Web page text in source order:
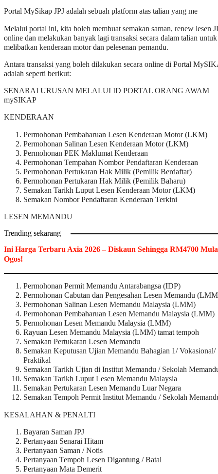
Portal MySikap JPJ adalah sebuah platform atas talian yang me
Melalui portal ini, kita boleh membuat semakan saman, renew lesen
online dan melakukan banyak lagi transaksi secara dalam talian
melibatkan kenderaan motor dan pelesenan pemandu.
Antara transaksi yang boleh dilakukan secara online di Portal
adalah seperti berikut:
SENARAI URUSAN MELALUI ID PORTAL ORANG AWAM
mySIKAP
KENDERAAN
Permohonan Pembaharuan Lesen Kenderaan Motor (LKM)
Permohonan Salinan Lesen Kenderaan Motor (LKM)
Permohonan PEK Maklumat Kenderaan
Permohonan Tempahan Nombor Pendaftaran Kenderaan
Permohonan Pertukaran Hak Milik (Pemilik Berdaftar)
Permohonan Pertukaran Hak Milik (Pemilik Baharu)
Semakan Tarikh Luput Lesen Kenderaan Motor (LKM)
Semakan Nombor Pendaftaran Kenderaan Terkini
LESEN MEMANDU
Trending sekarang
Ini Harga Terbaru Axia 2026 – Diskaun Sehingga RM4700
Ogos!
Permohonan Permit Memandu Antarabangsa (IDP)
Permohonan Cabutan dan Pengesahan Lesen Memandu
Permohonan Salinan Lesen Memandu Malaysia (LMM)
Permohonan Pembaharuan Lesen Memandu Malaysia (LMM)
Permohonan Lesen Memandu Malaysia (LMM)
Rayuan Lesen Memandu Malaysia (LMM) tamat tempoh
Semakan Pertukaran Lesen Memandu
Semakan Keputusan Ujian Memandu Bahagian 1/ Vokasional/
Praktikal
Semakan Tarikh Ujian di Institut Memandu / Sekolah
Semakan Tarikh Luput Lesen Memandu Malaysia
Semakan Pertukaran Lesen Memandu Luar Negara
Semakan Tempoh Permit Institut Memandu / Sekolah
KESALAHAN & PENALTI
Bayaran Saman JPJ
Pertanyaan Senarai Hitam
Pertanyaan Saman / Notis
Pertanyaan Tempoh Lesen Digantung / Batal
Pertanyaan Mata Demerit